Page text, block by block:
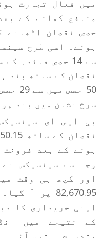
حصص نقصان اٹھانے
نقصان کے ساتھ بند
سرخ نشان میں بند
ہونے کے بعد
82,670.95
اپنی خریداری کا
کے نتیجے میں
بتدریج بہتری آئی۔